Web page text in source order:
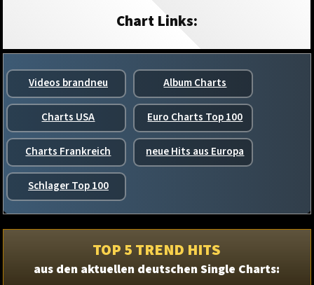
Chart Links:
Videos brandneu Album Charts
Charts USA Euro Charts Top 100
Charts Frankreich neue Hits aus Europa
Schlager Top 100
TOP 5 TREND HITS
aus den aktuellen deutschen Single Charts: